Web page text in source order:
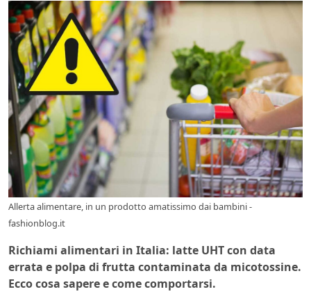
Allerta alimentare, in un prodotto amatissimo dai bambini -
fashionblog.it
Richiami alimentari in Italia: latte UHT con data
errata e polpa di frutta contaminata da micotossine.
Ecco cosa sapere e come comportarsi.